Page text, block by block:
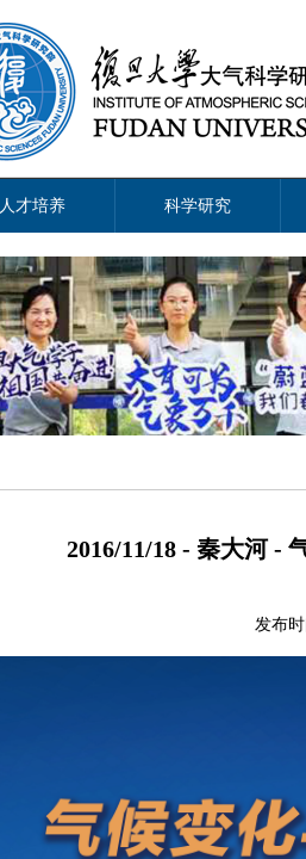
人才培养 科学研究
2016/11/18 - 秦大河 -
发布